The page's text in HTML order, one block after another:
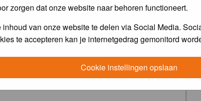
zorgen dat onze website naar behoren functioneert.
inhoud van onze website te delen via Social Media.
te accepteren kan je internetgedrag gemonitord
Cookie instellingen opslaan